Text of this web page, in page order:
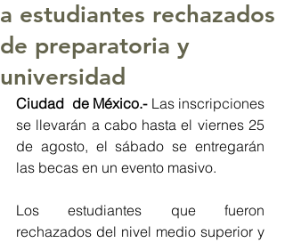
a estudiantes rechazados
de preparatoria y
universidad
Ciudad  de México.- Las inscripciones
se llevarán a cabo hasta el viernes 25
de agosto, el sábado se entregarán
las becas en un evento masivo.
Los estudiantes que fueron
rechazados del nivel medio superior y